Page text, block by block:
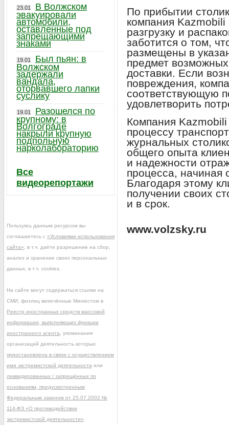
По прибытии
компания
разгрузку и
заботится о том,
размещены в
предмет
доставки. Если
повреждения,
соответствующую
удовлетворить
Компания
процессу
журнальных
общего опыта
и надежности
процесса, начиная
Благодаря этому
получении своих
и в срок.
www.volzsky.ru
23.01
В Волжском
эвакуировали
автомобили,
оставленные под
запрещающими
знаками
19.01
Был пьян: в
Волжском
задержали
вандала,
оторвавшего лапки
суслику
19.01
Разошелся по
крупному: в
Волгограде
накрыли крупную
подпольную
нарколабораторию
Все
видеорепортажи
Пользуясь данным ресурсом вы
соглашаетесь с «Условиями использования
сайта» , в т.ч. даёте разрешение на сбор,
анализ и хранение своих персональных
данных, в т.ч. cookies.
На сайте могут содержаться ссылки на
СМИ, физлиц включённые Минюстом в
Реестр иностранных средств массовой
информации, выполняющих функции
иностранного агента , упоминания
организаций деятельность которых
приостановлена в связи с осуществлением
ими экстремистской деятельности или
ликвидированных / запрещённых по
основаниям, предусмотренным
Федеральным законом от 25.07.2002 №
114-ФЗ «О противодействии
экстремистской деятельности»